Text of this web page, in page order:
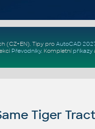
(CZ+EN). Tipy pro AutoCAD
Převodníky. Kompletní příkazy
Tiger